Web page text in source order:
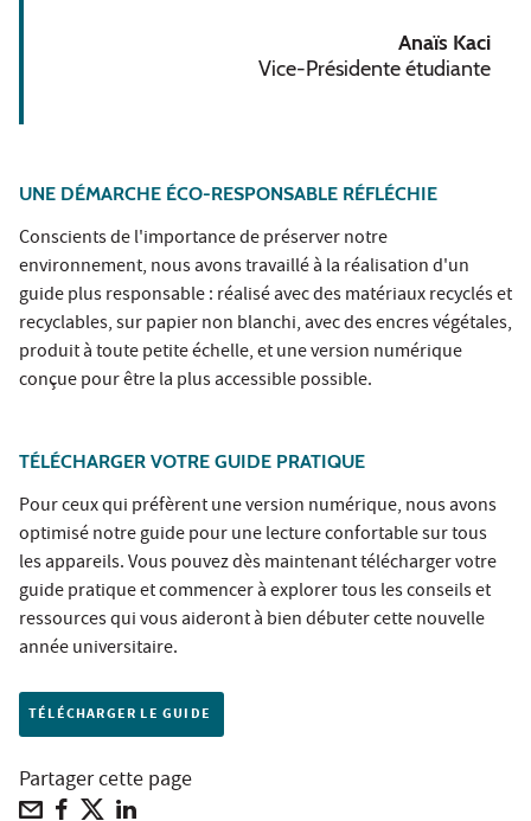
Anaïs Kaci
Vice-Présidente étudiante
UNE DÉMARCHE ÉCO-RESPONSABLE RÉFLÉCHIE
Conscients de l'importance de préserver notre
environnement, nous avons travaillé à la réalisation d'un
guide plus responsable : réalisé avec des matériaux recyclés et
recyclables, sur papier non blanchi, avec des encres végétales,
produit à toute petite échelle, et une version numérique
conçue pour être la plus accessible possible.
TÉLÉCHARGER VOTRE GUIDE PRATIQUE
Pour ceux qui préfèrent une version numérique, nous avons
optimisé notre guide pour une lecture confortable sur tous
les appareils. Vous pouvez dès maintenant télécharger votre
guide pratique et commencer à explorer tous les conseils et
ressources qui vous aideront à bien débuter cette nouvelle
année universitaire.
TÉLÉCHARGER LE GUIDE
Partager cette page